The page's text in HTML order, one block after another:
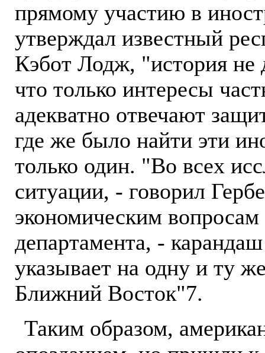
прямому участию в
утверждал известный
Кэбот Лодж, "история не
что только интересы
адекватно отвечают
где же было найти эти
только один. "Во всех
ситуации, - говорил
экономическим вопросам
департамента, -
указывает на одну и ту
Ближний Восток"7.
Таким образом,